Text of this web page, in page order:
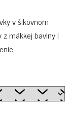
v šikovnom
mäkkej bavlny |